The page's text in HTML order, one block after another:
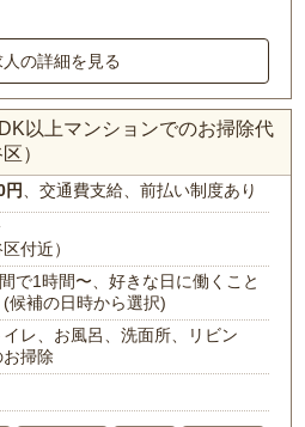
人の詳細を見る
以上マンションでのお掃除代
）
円 、交通費支給、前払い制度あり
付近）
で1時間〜、好きな日に働くこと
候補の日時から選択)
レ、お風呂、洗面所、リビン
掃除